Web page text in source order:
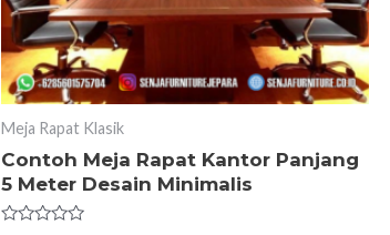
Meja Rapat Klasik
Contoh Meja Rapat Kantor Panjang
5 Meter Desain Minimalis